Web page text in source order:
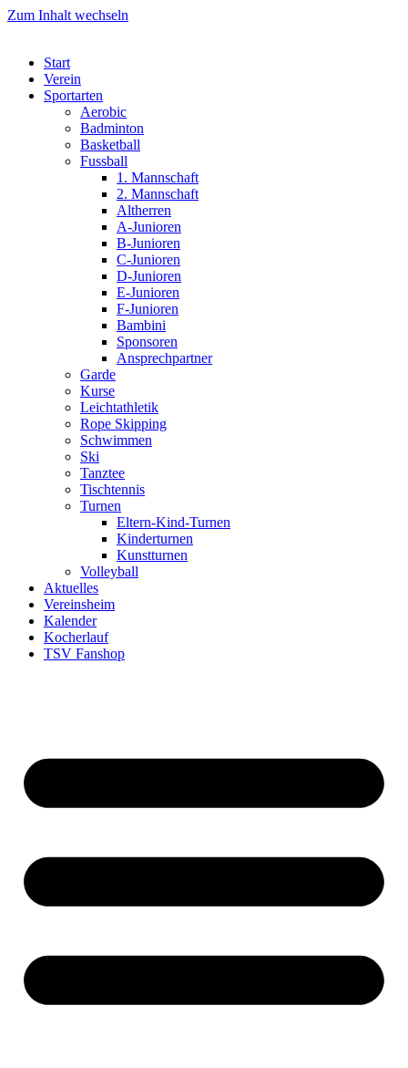
Zum Inhalt wechseln
Start
Verein
Sportarten
Aerobic
Badminton
Basketball
Fussball
1. Mannschaft
2. Mannschaft
Altherren
A-Junioren
B-Junioren
C-Junioren
D-Junioren
E-Junioren
F-Junioren
Bambini
Sponsoren
Ansprechpartner
Garde
Kurse
Leichtathletik
Rope Skipping
Schwimmen
Ski
Tanztee
Tischtennis
Turnen
Eltern-Kind-Turnen
Kinderturnen
Kunstturnen
Volleyball
Aktuelles
Vereinsheim
Kalender
Kocherlauf
TSV Fanshop